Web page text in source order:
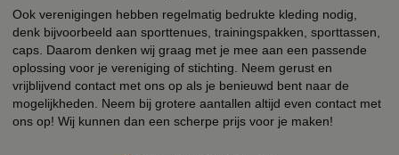
Ook verenigingen hebben regelmatig bedrukte kleding nodig,
denk bijvoorbeeld aan sporttenues, trainingspakken, sporttassen,
caps. Daarom denken wij graag met je mee aan een passende
oplossing voor je vereniging of stichting. Neem gerust en
vrijblijvend contact met ons op als je benieuwd bent naar de
mogelijkheden. Neem bij grotere aantallen altijd even contact met
ons op! Wij kunnen dan een scherpe prijs voor je maken!